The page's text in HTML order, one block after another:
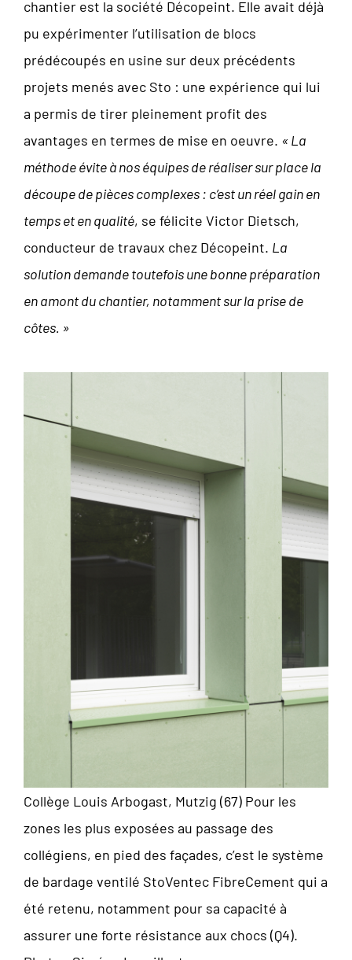
chantier est la société Décopeint. Elle avait déjà
pu expérimenter l’utilisation de blocs
prédécoupés en usine sur deux précédents
projets menés avec Sto : une expérience qui lui
a permis de tirer pleinement profit des
avantages en termes de mise en oeuvre. « La
méthode évite à nos équipes de réaliser sur place la
découpe de pièces complexes : c’est un réel gain en
temps et en qualité, se félicite Victor Dietsch,
conducteur de travaux chez Décopeint. La
solution demande toutefois une bonne préparation
en amont du chantier, notamment sur la prise de
côtes. »
Collège Louis Arbogast, Mutzig (67) Pour les
zones les plus exposées au passage des
collégiens, en pied des façades, c’est le système
de bardage ventilé StoVentec FibreCement qui a
été retenu, notamment pour sa capacité à
assurer une forte résistance aux chocs (Q4).